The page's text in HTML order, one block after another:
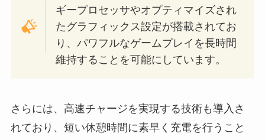
ギープロセッサやオプティマイズされ
たグラフィックス設定が搭載されてお
り、パワフルなゲームプレイを長時間
維持することを可能にしています。
さらには、高速チャージを実現する技術も導入さ
れており、短い休憩時間に素早く充電を行うこと